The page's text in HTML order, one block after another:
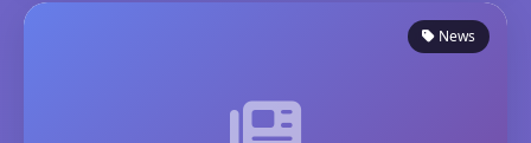
News